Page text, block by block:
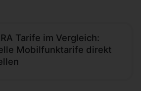
Tarife im Vergleich:
Mobilfunktarife direkt